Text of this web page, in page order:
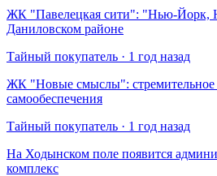
​ЖК "Павелецкая сити": "Нью-Йорк,
Даниловском районе
Тайный покупатель · 1 год назад
​ЖК "Новые смыслы": стремительное
самообеспечения
Тайный покупатель · 1 год назад
На Ходынском поле появится
комплекс